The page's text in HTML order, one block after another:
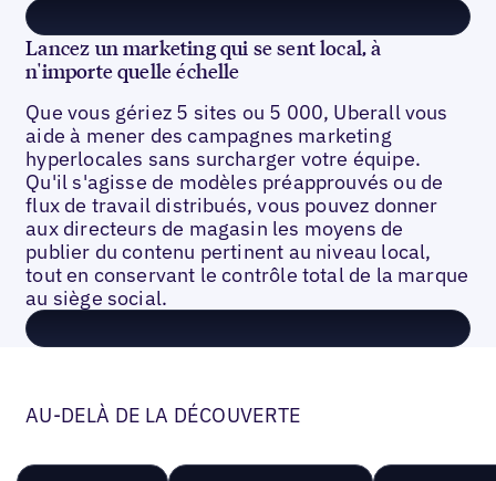
Lancez un marketing qui se sent local, à
n'importe quelle échelle
Que vous gériez 5 sites ou 5 000, Uberall vous
aide à mener des campagnes marketing
hyperlocales sans surcharger votre équipe.
Qu'il s'agisse de modèles préapprouvés ou de
flux de travail distribués, vous pouvez donner
aux directeurs de magasin les moyens de
publier du contenu pertinent au niveau local,
tout en conservant le contrôle total de la marque
au siège social.
AU-DELÀ DE LA DÉCOUVERTE